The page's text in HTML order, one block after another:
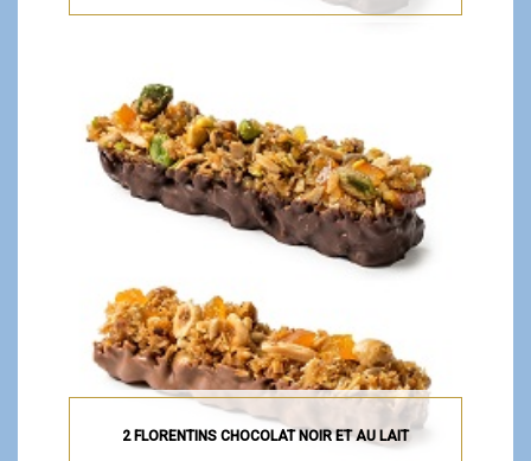
2 FLORENTINS CHOCOLAT NOIR ET AU LAIT